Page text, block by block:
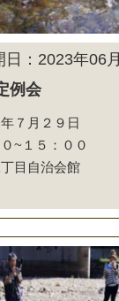
日：2023年06
例会
７月２９日
５：００
目自治会館